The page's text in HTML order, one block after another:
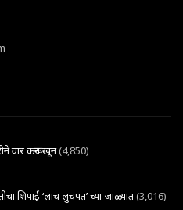
वार करून खून(4,850)
शिपाई ‘लाच लुचपत’ च्या जाळ्यात(3,016)